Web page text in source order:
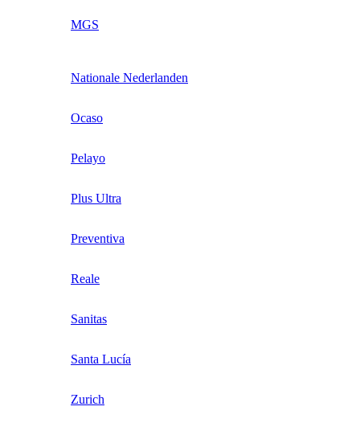
MGS
Nationale Nederlanden
Ocaso
Pelayo
Plus Ultra
Preventiva
Reale
Sanitas
Santa Lucía
Zurich